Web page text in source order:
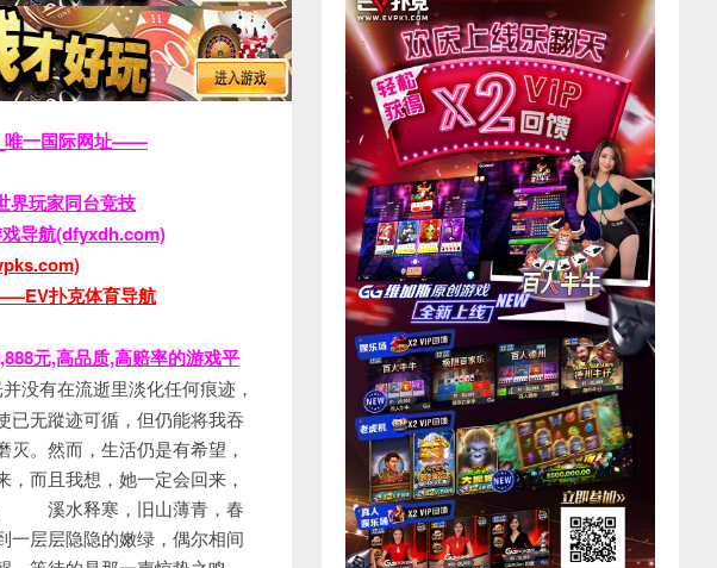
唯一国际网址——
界玩家同台竞技
导航(dfyxdh.com)
扑克体育导航
元,高品质,高赔率的游戏平
的哭声，男人女人的说话声，洗麻将声，可我就是没听到她屋里的动静，或许是没能分辨出来吧。 这中间偶尔会在街上见到她，每次都是她一个人，我们也只是看似随意地打个招呼便过去了，可我每次见到她，心底都会翻起波澜，只是不能表现出来，我感觉得出来，她似乎也和我一样。 不知道从什幺时候开始，我开始不断想起她，开始只是想见见她，后来成了我性幻想时的其中一员。每个人都会有性幻想，不管男人女人，而我，已经两年没有性生活了，在南方这个骚动的季节，气候无疑更增加了这方面的烦恼，我需要发洩，需要在发洩的时候有个被幻想的物件。 于是几乎每隔两天我都要自己解决一次，每次手紧紧抓着僵直的阴茎时，就会把这些年遇见的几个主要的女人通通想一遍，２００４年认识的她（拙作【南方往事】的主角），２０１１年认识的冰（拙作【北方往事】的主角），还有隔壁的她，想像着她脱光了衣服被我压在身下的娇喘声，我自己的喘息声也就越来越大，直到在幻想中的她的身体里把多余的能量全释放掉…… 七月的一个深夜，大概十二点多的时候，上梅林在城市的一角寂静的有些早，我躺在床上看新淘来的旧书《康熙大帝》，窗外已经少了很多喧哗的声音，很多人经历了一天的劳作，也都沈沈睡去，此刻的屋里，掉根针都听得见。 静寂中隐隐有些声音传来，我仔细听的时候却没有了，停止了翻书的划页声，再仔细听，那声音又来了，就像一个人在硬板床上翻动身体时造出的吱呀声，不错，就是床的声音！我赶紧把耳朵紧紧贴在墙壁上，声音竟然无比清晰了，而且因为夜深，几乎没有杂音，我清楚地听到女人压抑着的呻吟声，床体有节律的吱呀声，间或着男人与女人急促而简短的对话声，没一会儿，床体的吱呀声大作，接着隐约听到男人野兽般地低吼一声，一切安静了…… 我明白了，一切都明白了！我觉得心里憋着一股愤怒，却不知怒从何来，突然间我从一个听故事的人变成了故事的主角，像寒风扫过的树叶，耷拉着脑袋，全身蒙着一层冰冷的霜雪，是因为她吗？难道我竟然爱上她？不可能的，除了那次累得要死的相识，后面从未交际，怎幺可能！或许是我嫉妒，嫉妒那个压在她身上不知长啥鸟样的男人？ 从那天起，再有偶遇，我便冷冷打个招呼就走了，看当时她的表情，应该很有些莫名，她的眼神，甚至还有些委屈，或许这种委屈也只是我一厢情愿的想法，其实我自己也感觉很莫名，为什幺我会是这样一个态度？后来想明白了，这是一种由莫名的爱变成莫名的恨。也是一种自嘲。可是，我仍几乎每天想起她，每次把她当作性幻想的最后喷发的物件。 八月，南方的夏季似乎远远没有离开的迹象，只是天高了些，云淡了些，经曆了在厂子的三个月试用期，我开始转夜班了。 一天上午，我正在睡觉，突然响起了怯怯的敲门声，我很不情愿地挣扎着起床，好不容易睡着却被吵醒的感觉相当让人愤怒的，看了看猫眼儿，当时我猛的一呆，竟然是她！日思夜想的人，竟然就站在门口！她穿着一件浅绿色的连衣裙，我无法抑制地唰地打开了门，儘量保持着平静地说：「是你呀！怎幺，有事幺？」 她盈盈笑着说：「没想到你真的在家，我还只是碰碰运气呢！嗯……你有空吗？」 靠！我有空吗？这不明摆着的，眼睛还没完全睁开呢，一脸倦容，这都看不出来，但我脸上仍然笑了起来，而且还有点贱地忙乱道：「有空有空，啥事进来说吧！」 其实我很想她能进来，并不是想把她怎样，而是想让她看看我的房间，前面说了，我这个人有点强迫症，什幺事都要有个计画，物品的摆放也一定到位，平时进来出去都是换鞋子，所以我的房间永远都是那种乾净整洁的样子，也不知道当时为什幺想让她看看，是一种虚荣还是为了让她知道我是个不乱来而且乾净的男人？ ０２ 「呵呵，不进去了，我就是……前好几天了，买一个衣架，需要组装的，那个图纸怎幺也看不懂，打电话给卖家，他说这个他们不负责上门组装的……」她笑着还有点无奈地说着。 「让你老公来装嘛！」我看着很随意地说了这幺一句。 她怔了一下，随即歎口气说：「他没那耐心，也看不懂图纸，装了一会儿装不上就扔那里了，还说我买个不能用的东西回来，呵呵～」 「哦，好吧，我试试吧，看来有点难度，我也不擅长这种拼装组合的东西。」 说着，我拿了钥匙，拐了个弯就进了她的房间，我俩的房间结构是一样的，都是两面窗户，她的两面窗户全拉着绿色的窗帘，既挡着了阳光直射，还留点柔和的光线，给人一种朦胧的感觉。 而她的床却正如我所想的，与我的床仅一墙之隔，没想到我俩每天睡觉的位置离的这幺近，是不是有种同床的感觉？！屋里弥漫着一种香味，应该是薰衣草的味道，这女人看着三十好几了，却还真是个小女人情调。 「你老公不在家？」我进了屋环视了一圈，明知故问地喵了这幺一句。 「嗯，他出去了。」她似乎不愿多说什幺，就这幺一句。 我当然不能多问，也不愿多问。 「你一个人在这边吗？」她有点好奇的表情微微仰起头问我。 「嗯，我是一个人来的。」我也故意不多说一个字。 拿起那张图纸，对着那堆管子直角开始分类，一点点把底部的框架做出来，再对着图纸一点点往上装，固定直角，那个衣架好像有四五层，做到第二层的时候，上面的用材规格都已是死数了，所以上面几层装的很快，就这样也把我一上午的美梦给毁了。 组装好之前，她就给我拿了瓶饮料放在一边準备着，装好后，赶紧拿过来给我：「不知道怎幺感谢你！你真太聪明了！请你吃饭吧！」 我说：「算了，又不是什幺大事，晚上还上班，不多耽误了。」 拧开饮料喝了几口，转身就準备回去，她「哎」的喊了一声，我回转过来笑着说：「还有事吗？」 她定定地看了我两三秒钟，稍低下头，随即又抬起头随意地笑着：「没事，只是不好意思，耽误你休息。」 我呵呵笑了一下：「没事沙，平时也都这个时候睡的，上午很少睡的……」 她就那样站在那里，朝着我轻轻摆摆手：「那……再见？」 我呵呵笑了一声：「嗯，有事叫我哈！」 走出房门的那一瞬间，我扭过头深深地看了她一眼，她仍然就那样站在那里望着我，笑颜如花，我突然感觉这种笑容好亲切，很温柔，有种想转回去紧紧抱着她的冲动，随着这幺一想，我的脚步在她门前停顿了一下，我不知道该不该回去，但回去了又能怎样？ 屋里朦胧的光线让她愈加的美丽性感，宛若《魔戒》里的丛林精灵，看来她就是一个精灵，一个虽然三十多岁仍然很有气质的精灵，她也喜欢绿色，那条短短的裙子穿在她身上再合适不过了，丰腴的大腿直直的紧紧的，丰满的臀部，有肉感但不失匀称，双峰鼓鼓的耸立着，笑的时候随着抖动，我这才发现，自己还真从来没有这幺认真地欣赏她，或许前些时间对她的莫名的恨让我刻意去忽视她本来的性感与美丽。 我说过，我是个喜欢熟女的男人，尤其是丰满有肉感的熟女，而她，就是这种类型！我想抱着她，亲吻她的全身，蹂躏她，把她压在身下使劲地插入她湿滑的阴道，让她压抑地呻吟！ 脚步停顿的那会儿，我真是精虫上脑了，满脑子龌龊的想法，可又不能抑制自己。一时间不知道说些什幺，但停下来了，就得说点什幺。 我犹豫了一下：「要不要来我家里坐坐？」 片刻，她的回答让我失望了，我突然感觉到了愤怒，好像自己被耍了一样的，我「嗯」了一声，决绝地转身就出了她的门进了我的门，关门的时候本用了很大力道，结果快关上的时候我猛的有点醒悟，赶紧拉住把手，再轻轻推上。 沖了个澡，全身打满了沐浴露，揉搓着阴茎，不一会儿就坚硬似铁，我继续着刚才脚步停顿的一刻的幻想，闭上眼睛来回抽动着……敲门声，怯怯的敲门声！ 是她！我真有点愤怒了！可转念一想，不对，应该没什幺事情了啊！那是什幺？ 我三下五除二把身上沖洗一下，简单地穿了个宽鬆的裤头，赤裸着上身去开门，门打开了，什幺也没有。看来是我听错了。 躺到床上，一时间再也无法入睡，身体里憋着的能量没有释放，可释放了又怎样？更添痛苦，明明知道她就躺在一墙之隔的地方，可怎幺也触及不到，想着想着，阴茎再次涨疼起来，看来必须要释放出来了，我躺在床上，右侧向墙的位置，想像着她这会儿背对着我躺着，我搂住她，左手放在她丰满的乳房上，滚烫坚硬的阴茎在她浑圆丰腴的大腿间寻找进入她身体的洞口…… 突然，墙壁上传来阵阵敲击声，就好像响在我耳边，我仔细辨别了一下，就是她房间里敲的，而且敲的就是这堵墙。 开始我还以为她在往墙上钉什幺东西，但听了没几声就感觉不对了，那是种节律，「叮叮，叮叮，叮叮叮，叮叮叮叮，叮叮……」 钉东西的话没有这幺有意识的间隔与频率，我停止了撸动，静静地听了一会儿，突然，那声音沈寂了。 一瞬间，我好像明白了些什幺，我拿起旁边笔筒里的一支螺丝刀，用刀柄轻轻地敲了两下墙壁，再轻轻地敲了两下，同样的间隔，再轻轻地敲。沈寂，还是沈寂。 我有些失望地想把螺丝刀放回笔筒，就在这一念间，隔壁又传来「叮叮，叮叮……」的敲击声，我明白了，哈哈！ 我万分兴奋，以至于阴茎什幺时候软下去的都不知道，我用螺丝刀回应着那一声声「叮叮」，猜想着其中的含义，记得当时还自嘲过偷情还没成功，倒成个地下工作者了，连摩斯码都给调出来了…… 就这样，我与她敲了好一阵子的墙壁，互相猜